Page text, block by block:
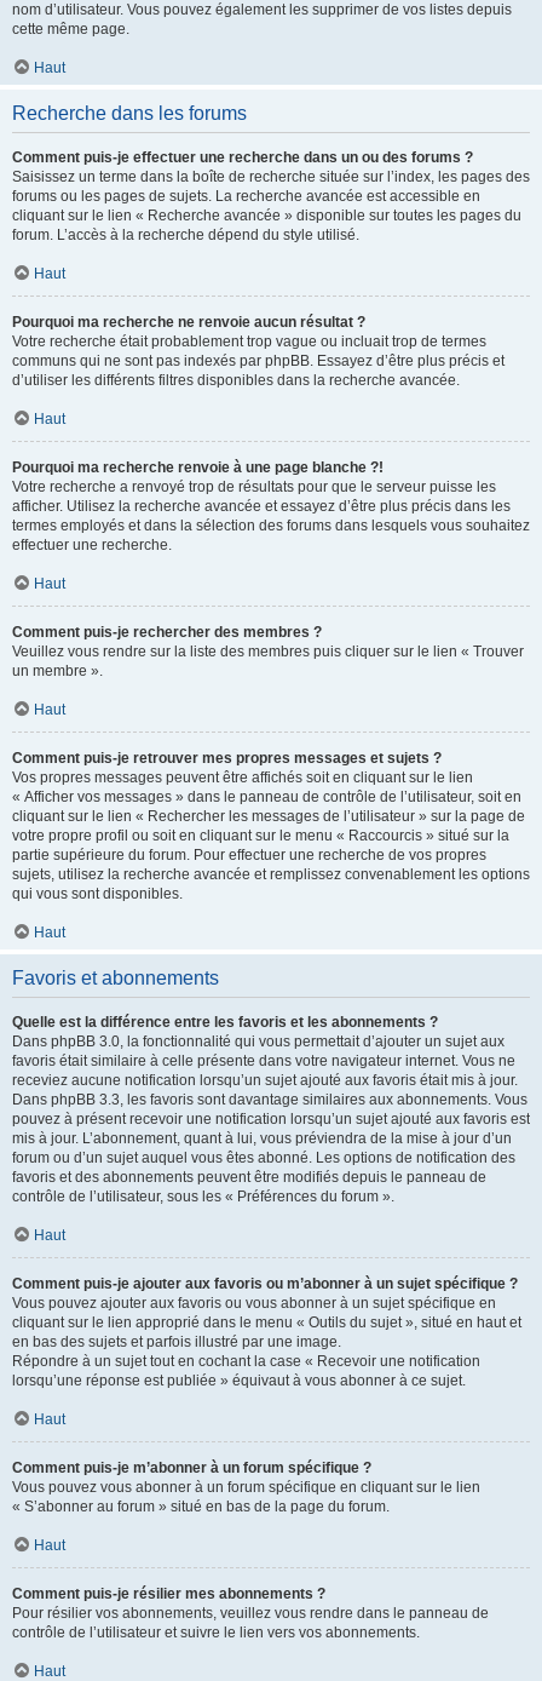
nom d’utilisateur. Vous pouvez également les supprimer de vos listes depuis
cette même page.
Haut
Recherche dans les forums
Comment puis-je effectuer une recherche dans un ou des forums ?
Saisissez un terme dans la boîte de recherche située sur l’index, les pages des
forums ou les pages de sujets. La recherche avancée est accessible en
cliquant sur le lien « Recherche avancée » disponible sur toutes les pages du
forum. L’accès à la recherche dépend du style utilisé.
Haut
Pourquoi ma recherche ne renvoie aucun résultat ?
Votre recherche était probablement trop vague ou incluait trop de termes
communs qui ne sont pas indexés par phpBB. Essayez d’être plus précis et
d’utiliser les différents filtres disponibles dans la recherche avancée.
Haut
Pourquoi ma recherche renvoie à une page blanche ?!
Votre recherche a renvoyé trop de résultats pour que le serveur puisse les
afficher. Utilisez la recherche avancée et essayez d’être plus précis dans les
termes employés et dans la sélection des forums dans lesquels vous souhaitez
effectuer une recherche.
Haut
Comment puis-je rechercher des membres ?
Veuillez vous rendre sur la liste des membres puis cliquer sur le lien « Trouver
un membre ».
Haut
Comment puis-je retrouver mes propres messages et sujets ?
Vos propres messages peuvent être affichés soit en cliquant sur le lien
« Afficher vos messages » dans le panneau de contrôle de l’utilisateur, soit en
cliquant sur le lien « Rechercher les messages de l’utilisateur » sur la page de
votre propre profil ou soit en cliquant sur le menu « Raccourcis » situé sur la
partie supérieure du forum. Pour effectuer une recherche de vos propres
sujets, utilisez la recherche avancée et remplissez convenablement les options
qui vous sont disponibles.
Haut
Favoris et abonnements
Quelle est la différence entre les favoris et les abonnements ?
Dans phpBB 3.0, la fonctionnalité qui vous permettait d’ajouter un sujet aux
favoris était similaire à celle présente dans votre navigateur internet. Vous ne
receviez aucune notification lorsqu’un sujet ajouté aux favoris était mis à jour.
Dans phpBB 3.3, les favoris sont davantage similaires aux abonnements. Vous
pouvez à présent recevoir une notification lorsqu’un sujet ajouté aux favoris est
mis à jour. L’abonnement, quant à lui, vous préviendra de la mise à jour d’un
forum ou d’un sujet auquel vous êtes abonné. Les options de notification des
favoris et des abonnements peuvent être modifiés depuis le panneau de
contrôle de l’utilisateur, sous les « Préférences du forum ».
Haut
Comment puis-je ajouter aux favoris ou m’abonner à un sujet spécifique ?
Vous pouvez ajouter aux favoris ou vous abonner à un sujet spécifique en
cliquant sur le lien approprié dans le menu « Outils du sujet », situé en haut et
en bas des sujets et parfois illustré par une image.
Répondre à un sujet tout en cochant la case « Recevoir une notification
lorsqu’une réponse est publiée » équivaut à vous abonner à ce sujet.
Haut
Comment puis-je m’abonner à un forum spécifique ?
Vous pouvez vous abonner à un forum spécifique en cliquant sur le lien
« S’abonner au forum » situé en bas de la page du forum.
Haut
Comment puis-je résilier mes abonnements ?
Pour résilier vos abonnements, veuillez vous rendre dans le panneau de
contrôle de l’utilisateur et suivre le lien vers vos abonnements.
Haut